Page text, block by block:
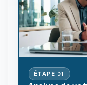
ÉTAPE 01